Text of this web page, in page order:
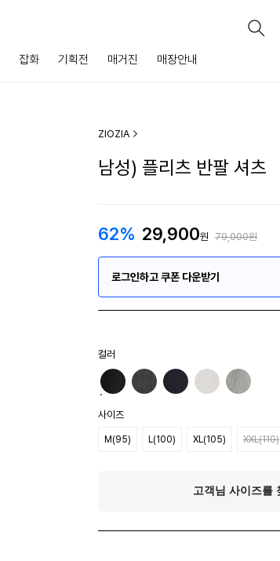
잡화 기획전 매거진 매장안내
ZIOZIA
남성) 플리츠 반팔 셔츠
62% 29,900원 79,000원
로그인하고 쿠폰 다운받기
컬러
사이즈
M(95) L(100) XL(105) XXL(110)